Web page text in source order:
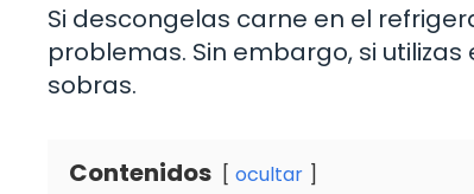
Si descongelas carne en el
problemas. Sin embargo, si
sobras.
Contenidos ocultar